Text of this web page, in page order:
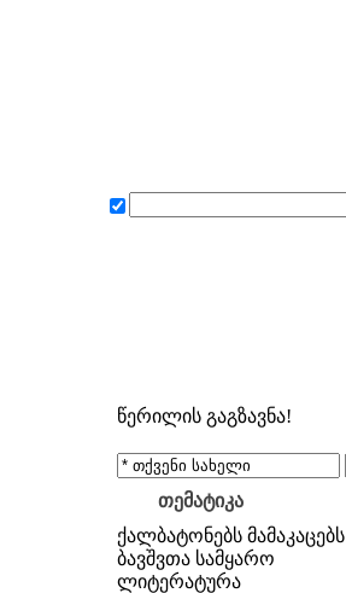
წერილის გაგზავნა!
თემატიკა
ქალბატონებს მამაკაცებს
ბავშვთა სამყარო
ლიტერატურა